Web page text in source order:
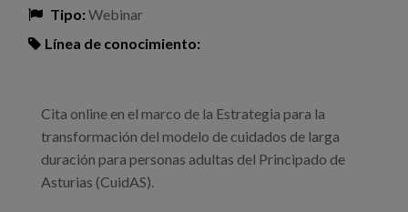
Tipo:Webinar
Línea de conocimiento:
Cita online en el marco de la Estrategia para la
transformación del modelo de cuidados de larga
duración para personas adultas del Principado de
Asturias (CuidAS).